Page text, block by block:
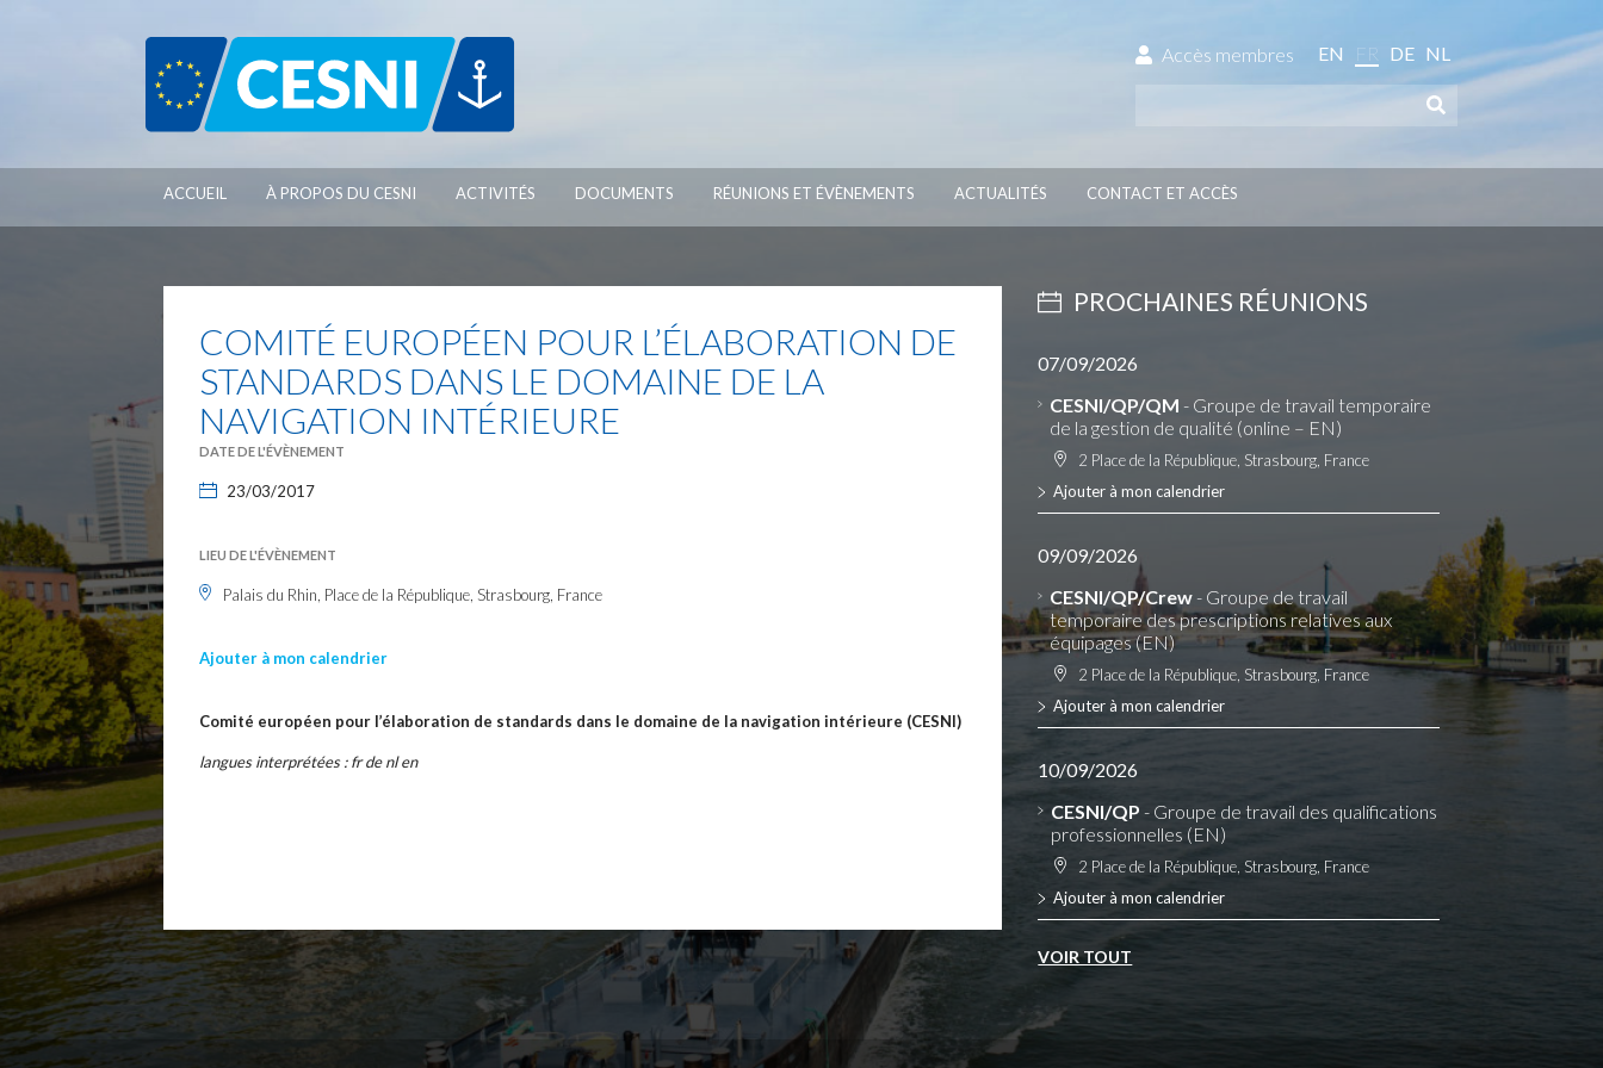
Accès membres EN FR DE NL
ACCUEIL À PROPOS DU CESNI ACTIVITÉS DOCUMENTS RÉUNIONS ET ÉVÈNEMENTS ACTUALITÉS CONTACT ET ACCÈS
COMITÉ EUROPÉEN POUR L’ÉLABORATION DE
STANDARDS DANS LE DOMAINE DE LA
NAVIGATION INTÉRIEURE
DATE DE L'ÉVÈNEMENT
23/03/2017
LIEU DE L'ÉVÈNEMENT
Palais du Rhin, Place de la République, Strasbourg, France
Ajouter à mon calendrier
Comité européen pour l’élaboration de standards dans le domaine de la navigation intérieure (CESNI)
langues interprétées : fr de nl en
PROCHAINES RÉUNIONS
07/09/2026
CESNI/QP/QM - Groupe de travail temporaire
de la gestion de qualité (online – EN)
2 Place de la République, Strasbourg, France
Ajouter à mon calendrier
09/09/2026
CESNI/QP/Crew- Groupe de travail
temporaire des prescriptions relatives aux
équipages (EN)
2 Place de la République, Strasbourg, France
Ajouter à mon calendrier
10/09/2026
CESNI/QP - Groupe de travail des qualifications
professionnelles (EN)
2 Place de la République, Strasbourg, France
Ajouter à mon calendrier
VOIR TOUT